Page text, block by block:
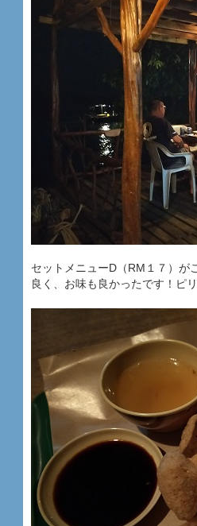
セットメニューD（RM１７）が
良く、お味も良かったです！ピ